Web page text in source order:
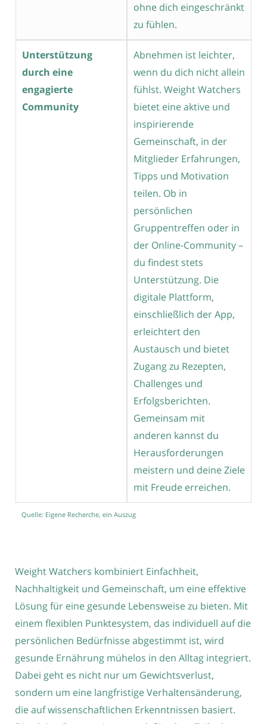
ohne dich eingeschränkt
zu fühlen.
Unterstützung
durch eine
engagierte
Community
Abnehmen ist leichter,
wenn du dich nicht allein
fühlst. Weight Watchers
bietet eine aktive und
inspirierende
Gemeinschaft, in der
Mitglieder Erfahrungen,
Tipps und Motivation
teilen. Ob in
persönlichen
Gruppentreffen oder in
der Online-Community –
du findest stets
Unterstützung. Die
digitale Plattform,
einschließlich der App,
erleichtert den
Austausch und bietet
Zugang zu Rezepten,
Challenges und
Erfolgsberichten.
Gemeinsam mit
anderen kannst du
Herausforderungen
meistern und deine Ziele
mit Freude erreichen.
Quelle: Eigene Recherche, ein Auszug
Weight Watchers kombiniert Einfachheit,
Nachhaltigkeit und Gemeinschaft, um eine effektive
Lösung für eine gesunde Lebensweise zu bieten. Mit
einem flexiblen Punktesystem, das individuell auf die
persönlichen Bedürfnisse abgestimmt ist, wird
gesunde Ernährung mühelos in den Alltag integriert.
Dabei geht es nicht nur um Gewichtsverlust,
sondern um eine langfristige Verhaltensänderung,
die auf wissenschaftlichen Erkenntnissen basiert.